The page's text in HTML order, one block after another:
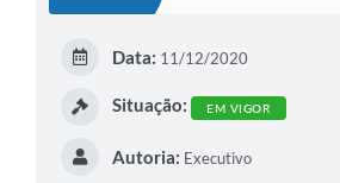
Data: 11/12/2020
Situação: EM VIGOR
Autoria: Executivo